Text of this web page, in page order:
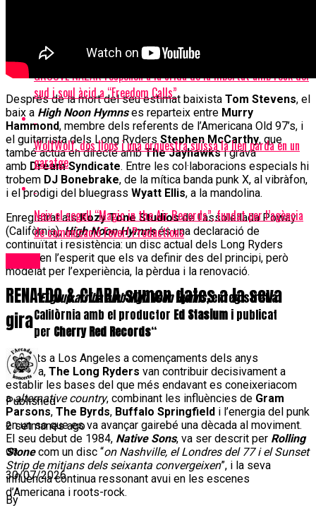
Després de la mort del seu estimat baixista Tom Stevens, el
baix a High Noon Hymnses reparteix entre Murry
Hammond, membre dels referents de l’Americana Old 97’s, i
el guitarrista dels Long Ryders Stephen McCarthy, que
també actua en directe ambThe Jayhawksi grava
amb Dream Syndicate. Entre les col·laboracions especials hi
trobem DJ Bonebrake, de la mítica banda punk X, al vibràfon,
i el prodigi del bluegrass Wyatt Ellis, a la mandolina.
Enregistrat alsKozy Tone Studiosde l’assolellada Poway
(Califòrnia),High Noon Hymnsés una declaració de
continuïtat i resistència: un disc actual dels Long Ryders
arrelat en l’esperit que els va definir des del principi, però
modelat per l’experiència, la pèrdua i la renovació.
“El grup arriba amb High Noon Hymns, enregistrat a
Califòrnia amb el productor Ed Stasium i publicat
per Cherry Red Records“
Formats a Los Angeles a començaments dels anys
vuitanta, The Long Ryders van contribuir decisivament a
establir les bases del que més endavant es coneixeriacom
aalternative country, combinant les influències de Gram
Parsons, The Byrds, Buffalo Springfield i l’energia del punk
en un so que es va avançar gairebé una dècada al moviment.
El seu debut de 1984, Native Sons, va ser descrit per Rolling
Stonecom un disc “on Nashville, el Londres del 77 i el Sunset
Strip de mitjans dels seixanta convergeixen”, i la seva
influència continua ressonant avui en les escenes
d’Americana i roots-rock.
GROOVE NAZAR responen a la crida de la llibertat amb rock del
sud i soul àcid a “Freedom Calls”
WolfWolf, dos llops i una orquestra suïssa la lien parda en un
garatge
Neix el segell “Magic in the Air Records”, fundat per l’agència
de comunicació Fever! Productions
RENALDO & CLARA sumen dates a la seva
gira
Published
2 setmanes ago
on
30/07/2026
By